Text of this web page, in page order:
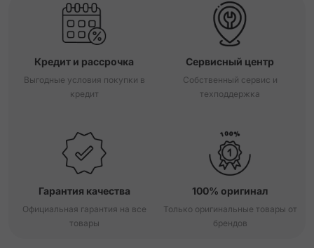
Кредит и рассрочка
Выгодные условия покупки в
кредит
Сервисный центр
Собственный сервис и
техподдержка
Гарантия качества
Официальная гарантия на все
товары
100% оригинал
Только оригинальные товары от
брендов